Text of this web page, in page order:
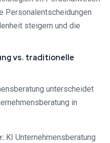
Personalentscheidungen
steigern und die
vs. traditionelle
unterscheidet
in
KI Unternehmensberatung